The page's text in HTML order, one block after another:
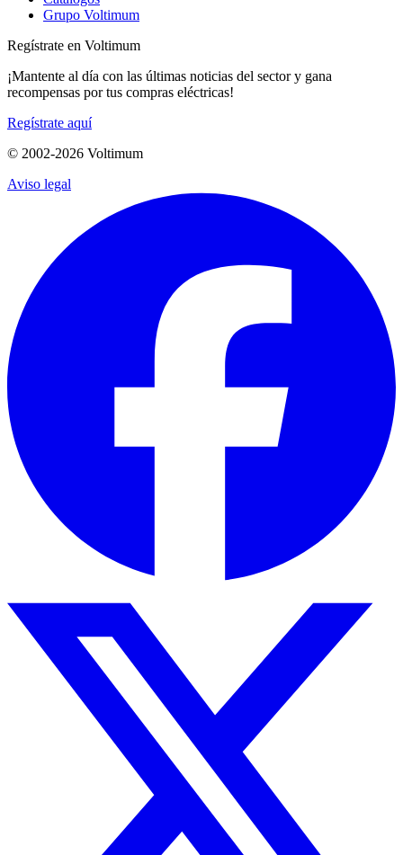
Grupo Voltimum
Regístrate en Voltimum
¡Mantente al día con las últimas noticias del sector y gana
recompensas por tus compras eléctricas!
Regístrate aquí
© 2002-2026 Voltimum
Aviso legal